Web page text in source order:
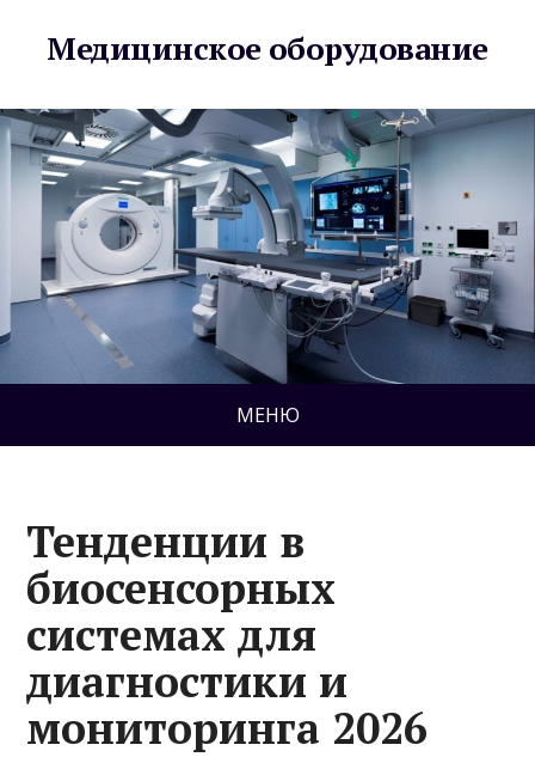
Медицинское оборудование
МЕНЮ
Тенденции в
биосенсорных
системах для
диагностики и
мониторинга 2026